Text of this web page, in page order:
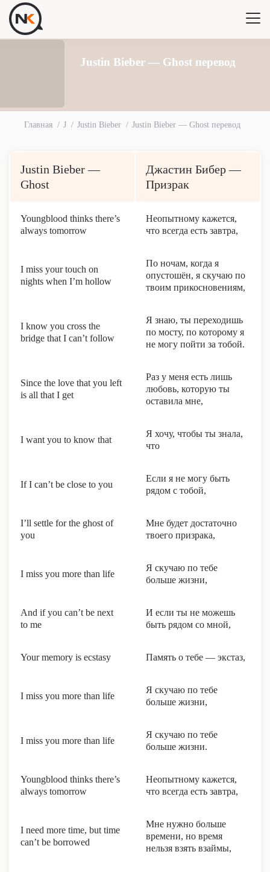
Justin Bieber — Ghost перевод
Главная J Justin Bieber Justin Bieber — Ghost перевод
Justin Bieber —
Ghost
Джастин Бибер —
Призрак
Youngblood thinks there’s
always tomorrow
Неопытному кажется,
что всегда есть завтра,
I miss your touch on
nights when I’m hollow
По ночам, когда я
опустошён, я скучаю по
твоим прикосновениям,
I know you cross the
bridge that I can’t follow
Я знаю, ты переходишь
по мосту, по которому я
не могу пойти за тобой.
Since the love that you left
is all that I get
Раз у меня есть лишь
любовь, которую ты
оставила мне,
I want you to know that
Я хочу, чтобы ты знала,
что
If I can’t be close to you
Если я не могу быть
рядом с тобой,
I’ll settle for the ghost of
you
Мне будет достаточно
твоего призрака,
I miss you more than life
Я скучаю по тебе
больше жизни,
And if you can’t be next
to me
И если ты не можешь
быть рядом со мной,
Your memory is ecstasy Память о тебе — экстаз,
I miss you more than life
Я скучаю по тебе
больше жизни,
I miss you more than life
Я скучаю по тебе
больше жизни.
Youngblood thinks there’s
always tomorrow
Неопытному кажется,
что всегда есть завтра,
I need more time, but time
can’t be borrowed
Мне нужно больше
времени, но время
нельзя взять взаймы,